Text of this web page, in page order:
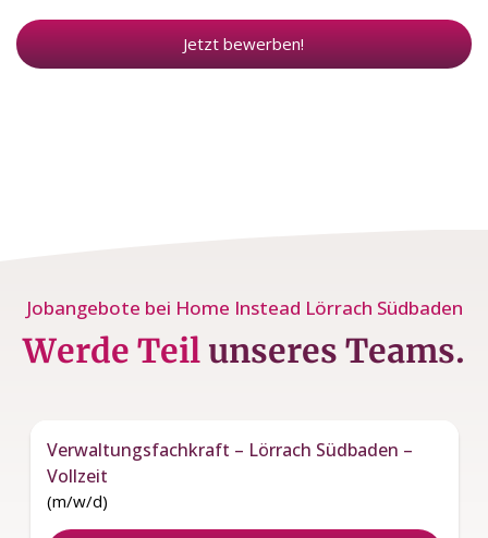
Jetzt bewerben!
Jobangebote bei Home Instead Lörrach Südbaden
Werde Teil unseres Teams.
Verwaltungsfachkraft – Lörrach Südbaden –
Vollzeit
(m/w/d)